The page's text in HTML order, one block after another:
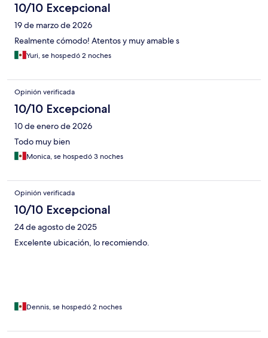
10/10 Excepcional
19 de marzo de 2026
Realmente cómodo! Atentos y muy amable s
Yuri, se hospedó 2 noches
Opinión verificada
10/10 Excepcional
10 de enero de 2026
Todo muy bien
Monica, se hospedó 3 noches
Opinión verificada
10/10 Excepcional
24 de agosto de 2025
Excelente ubicación, lo recomiendo.
Dennis, se hospedó 2 noches